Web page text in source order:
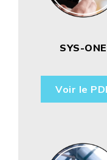
SYS-ONE
Voir le